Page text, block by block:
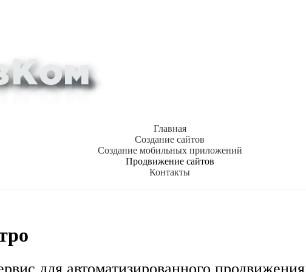
Главная
Создание сайтов
Создание мобильных приложений
Продвижение сайтов
Контакты